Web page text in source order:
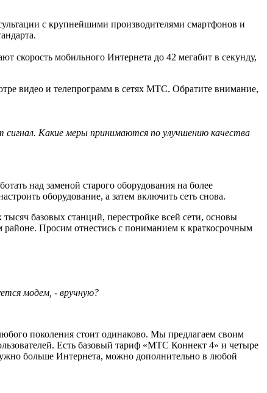
с крупнейшими производителями смартфонов и
скорость мобильного Интернета до 42 мегабит в секунду,
видео и телепрограмм в сетях МТС. Обратите внимание,
Какие меры принимаются по улучшению качества
над заменой старого оборудования на более
оборудование, а затем включить сеть снова.
базовых станций, перестройке всей сети, основы
районе. Просим отнестись с пониманием к краткосрочным
модем, - вручную?
поколения стоит одинаково. Мы предлагаем своим
Есть базовый тариф «МТС Коннект 4» и четыре
больше Интернета, можно дополнительно в любой